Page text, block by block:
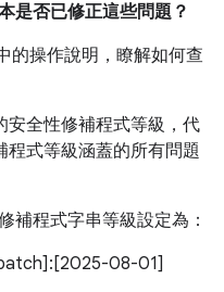
是否已修正這些問題？
的操作說明，瞭解如何查
全性修補程式等級，代
式等級涵蓋的所有問題
補程式字串等級設定為：
08-01]